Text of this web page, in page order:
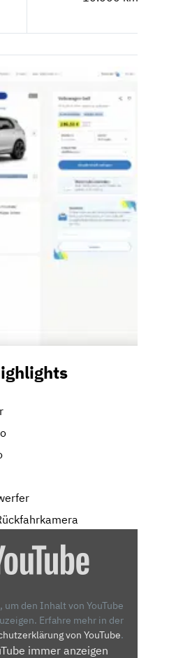
um den Inhalt von YouTube
Erfahre mehr in der
von YouTube.
immer anzeigen